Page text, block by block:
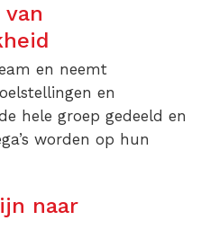
en neemt
en
hele groep gedeeld en
worden op hun
naar